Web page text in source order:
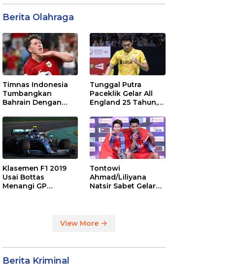
Berita Olahraga
Timnas Indonesia
Tumbangkan
Bahrain Dengan
ke Piala Dunia 2026
Tunggal Putra
Paceklik Gelar All
England 25 Tahun,
Jonatan dkk
Klasemen F1 2019
Usai Bottas
Menangi GP
Tontowi
Ahmad/Liliyana
Natsir Sabet Gelar
View More
Berita Kriminal